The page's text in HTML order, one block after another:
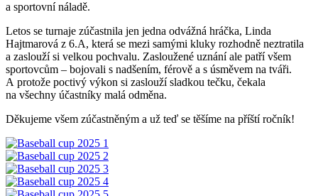
a sportovní náladě.
Letos se turnaje zúčastnila jen jedna odvážná hráčka, Linda
Hajtmarová z 6.A, která se mezi samými kluky rozhodně neztratila
a zaslouží si velkou pochvalu. Zasloužené uznání ale patří všem
sportovcům – bojovali s nadšením, férově a s úsměvem na tváři.
A protože poctivý výkon si zaslouží sladkou tečku, čekala
na všechny účastníky malá odměna.
Děkujeme všem zúčastněným a už teď se těšíme na příští ročník!